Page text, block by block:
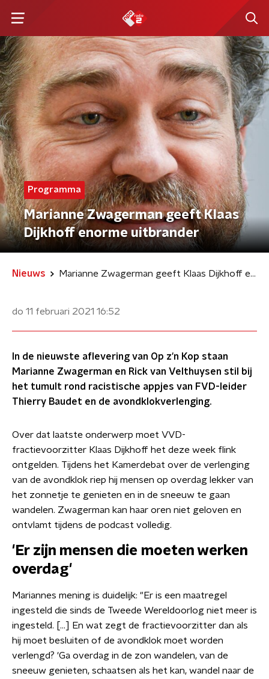
Programma
Marianne Zwagerman geeft Klaas
Dijkhoff enorme uitbrander
Nieuws Marianne Zwagerman geeft Klaas Dijkhoff enorme uitbrander
do 11 februari 2021 16:52
In de nieuwste aflevering van Op z'n Kop staan
Marianne Zwagerman en Rick van Velthuysen stil bij
het tumult rond racistische appjes van FVD-leider
Thierry Baudet en de avondklokverlenging.
Over dat laatste onderwerp moet VVD-
fractievoorzitter Klaas Dijkhoff het deze week flink
ontgelden. Tijdens het Kamerdebat over de verlenging
van de avondklok riep hij mensen op overdag lekker van
het zonnetje te genieten en in de sneeuw te gaan
wandelen. Zwagerman kan haar oren niet geloven en
ontvlamt tijdens de podcast volledig.
'Er zijn mensen die moeten werken
overdag'
Mariannes mening is duidelijk: "Er is een maatregel
ingesteld die sinds de Tweede Wereldoorlog niet meer is
ingesteld. [...] En wat zegt de fractievoorzitter dan als
hij moet besluiten of de avondklok moet worden
verlengd? 'Ga overdag in de zon wandelen, van de
sneeuw genieten, schaatsen als het kan, wandel naar de